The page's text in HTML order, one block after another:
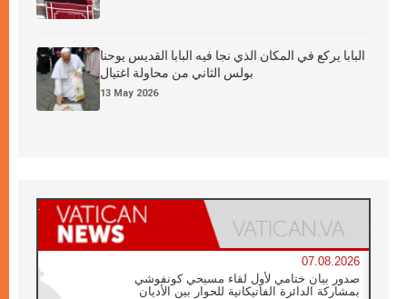
البابا يركع في المكان الذي نجا فيه البابا القديس يوحنا
بولس الثاني من محاولة اغتيال
13 May 2026
07.08.2026
صدور بيان ختامي لأول لقاء مسيحي كونفوشي
بمشاركة الدائرة الفاتيكانية للحوار بين الأديان